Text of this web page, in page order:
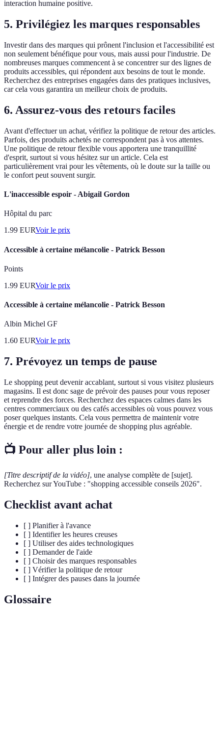
interaction humaine positive.
5. Privilégiez les marques responsables
Investir dans des marques qui prônent l'inclusion et l'accessibilité est
non seulement bénéfique pour vous, mais aussi pour l'industrie. De
nombreuses marques commencent à se concentrer sur des lignes de
produits accessibles, qui répondent aux besoins de tout le monde.
Recherchez des entreprises engagées dans des pratiques inclusives,
car cela vous garantira un meilleur choix de produits.
6. Assurez-vous des retours faciles
Avant d'effectuer un achat, vérifiez la politique de retour des articles.
Parfois, des produits achetés ne correspondent pas à vos attentes.
Une politique de retour flexible vous apportera une tranquillité
d'esprit, surtout si vous hésitez sur un article. Cela est
particulièrement vrai pour les vêtements, où le doute sur la taille ou
le confort peut souvent surgir.
L'inaccessible espoir - Abigail Gordon
Hôpital du parc
1.99 EURVoir le prix
Accessible à certaine mélancolie - Patrick Besson
Points
1.99 EURVoir le prix
Accessible à certaine mélancolie - Patrick Besson
Albin Michel GF
1.60 EURVoir le prix
7. Prévoyez un temps de pause
Le shopping peut devenir accablant, surtout si vous visitez plusieurs
magasins. Il est donc sage de prévoir des pauses pour vous reposer
et reprendre des forces. Recherchez des espaces calmes dans les
centres commerciaux ou des cafés accessibles où vous pouvez vous
poser quelques instants. Cela vous permettra de maintenir votre
énergie et de rendre votre journée de shopping plus agréable.
📺 Pour aller plus loin :
[Titre descriptif de la vidéo], une analyse complète de [sujet].
Recherchez sur YouTube : "shopping accessible conseils 2026".
Checklist avant achat
[ ] Planifier à l'avance
[ ] Identifier les heures creuses
[ ] Utiliser des aides technologiques
[ ] Demander de l'aide
[ ] Choisir des marques responsables
[ ] Vérifier la politique de retour
[ ] Intégrer des pauses dans la journée
Glossaire